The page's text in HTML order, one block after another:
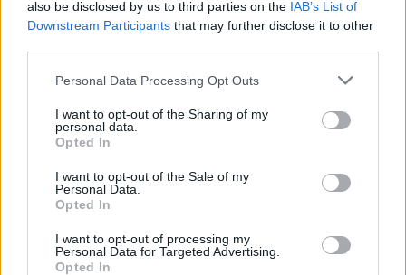
also be disclosed by us to third parties on the IAB’s List of
Downstream Participants that may further disclose it to other
Please note that this website/app uses one or more Google
not limited to your visit or usage behaviour. You may click to
grant or deny consent to Google and its third-party tags to
use your data for below specified purposes in below Google
consent section.
Personal Data Processing Opt Outs
I want to opt-out of the Sharing of my
personal data.
Opted In
I want to opt-out of the Sale of my
Personal Data.
Opted In
I want to opt-out of processing my
Personal Data for Targeted Advertising.
Opted In